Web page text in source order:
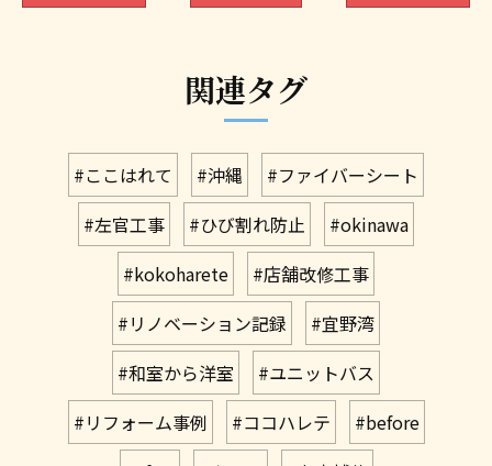
関連タグ
#ここはれて #沖縄
#ファイバーシート
#左官工事
#ひび割れ防止
#okinawa
#kokoharete
#店舗改修工事
#リノベーション記録
#宜野湾
#和室から洋室
#ユニットバス
#リフォーム事例
#ココハレテ
#before